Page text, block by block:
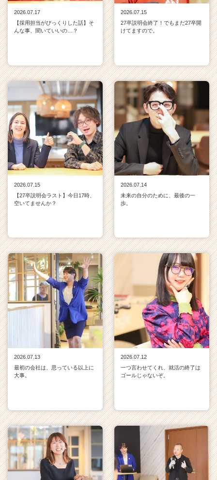
2026.07.17
【採用担当がびっくりした話】そ
んな事、聞いていいの…？
2026.07.15
27卒説明会終了！でもまだ27卒開
けてますので。
2026.07.15
【27卒説明会ラスト】今日17時、
空いてませんか？
2026.07.14
未来の自分のために、最後の一
歩。
2026.07.13
最初の会社は、思っている以上に
大事。
2026.07.12
一つ言わせてくれ、就活の終了は
ゴールじゃないぞ。